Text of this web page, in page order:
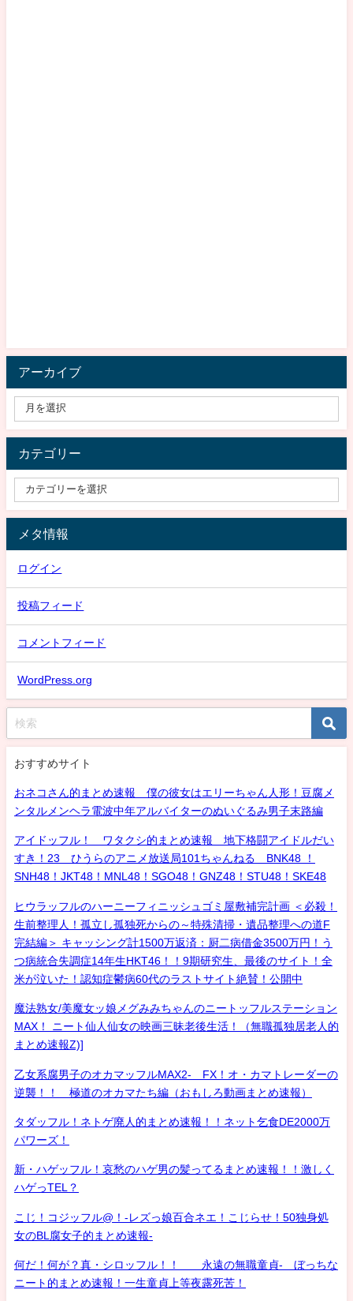
アーカイブ
カテゴリー
メタ情報
ログイン
投稿フィード
コメントフィード
WordPress.org
おすすめサイト
おネコさん的まとめ速報 僕の彼女はエリーちゃん人形！豆腐メ
ンタルメンヘラ電波中年アルバイターのぬいぐるみ男子末路編
アイドッフル！ ワタクシ的まとめ速報 地下格闘アイドルだい
すき！23 ひうらのアニメ放送局101ちゃんねる BNK48 ！
SNH48！JKT48！MNL48！SGO48！GNZ48！STU48！SKE48
ヒウラッフルのハーニーフィニッシュゴミ屋敷補完計画 ＜必殺！
生前整理人！孤立し孤独死からの～特殊清掃・遺品整理への道F
完結編＞ キャッシング計1500万返済：厨二病借金3500万円！う
つ病統合失調症14年生HKT46！！9期研究生、最後のサイト！全
米が泣いた！認知症鬱病60代のラストサイト絶賛！公開中
魔法熟女/美魔女ッ娘メグみみちゃんのニートッフルステーション
MAX！ ニート仙人仙女の映画三昧老後生活！（無職孤独居老人的
まとめ速報Z)]
乙女系腐男子のオカマッフルMAX2- FX！オ・カマトレーダーの
逆襲！！ 極道のオカマたち編（おもしろ動画まとめ速報）
タダッフル！ネトゲ廃人的まとめ速報！！ネット乞食DE2000万
パワーズ！
新・ハゲッフル！哀愁のハゲ男の髪ってるまとめ速報！！激しく
ハゲっTEL？
こじ！コジッフル@！-レズっ娘百合ネエ！こじらせ！50独身処
女のBL腐女子的まとめ速報-
何だ！何が？真・シロッフル！！ 永遠の無職童貞- ぼっちな
ニート的まとめ速報！一生童貞上等夜露死苦！